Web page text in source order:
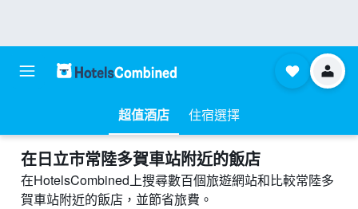
超值酒店 住宿選擇
​在日立市常陸多賀車站附近​的飯店
在HotelsCombined上搜尋數百個旅遊網站和比較常陸多
賀車站附近的飯店，並節省旅費。